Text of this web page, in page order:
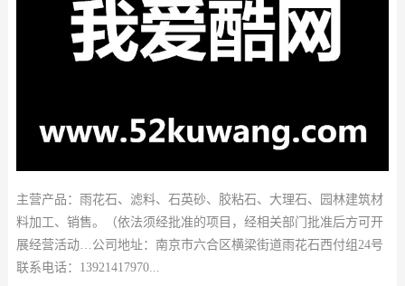
主营产品：雨花石、滤料、石英砂、胶粘石、大理石、园林建筑材
料加工、销售。（依法须经批准的项目，经相关部门批准后方可开
展经营活动…公司地址：南京市六合区横梁街道雨花石西付组24号
联系电话：13921417970...